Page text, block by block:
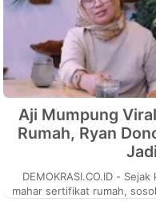
Aji Mumpung
Rumah, Ryan
DEMOKRASI.CO.ID - Sejak kisahnya gagal nikah akibat tuntutan
mahar sertifikat rumah,